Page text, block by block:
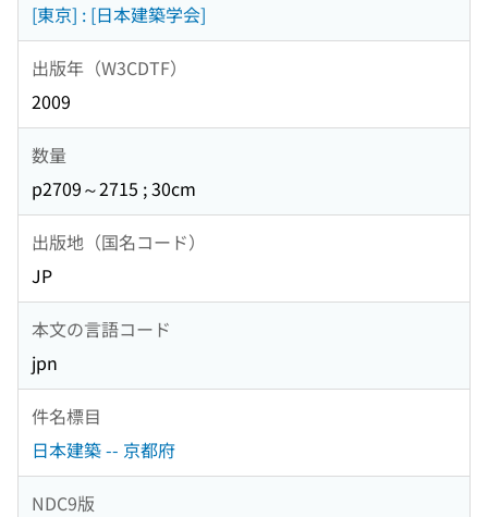
[東京] : [日本建築学会]
出版年（W3CDTF）
2009
数量
p2709～2715 ; 30cm
出版地（国名コード）
JP
本文の言語コード
jpn
件名標目
日本建築 -- 京都府
NDC9版